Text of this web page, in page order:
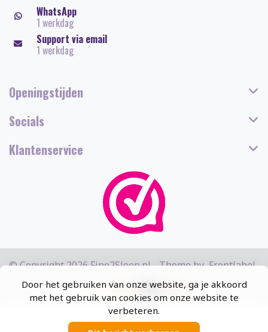
Door het gebruiken van onze website, ga je akkoord
met het gebruik van cookies om onze website te
verbeteren.
WhatsApp
1 werkdag
Support via email
1 werkdag
Openingstijden
Socials
Klantenservice
© Copyright 2026 Fine2Sleep.nl - Theme byFrontlabel